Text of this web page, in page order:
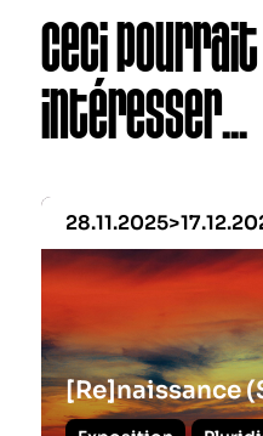
Ceci
intéresser...
[Re]naissance